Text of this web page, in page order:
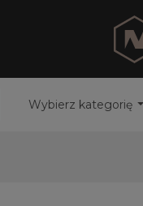
Wybierz kategorię